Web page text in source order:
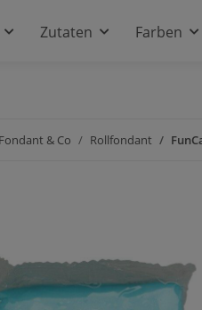
Zutaten Farben
Fondant & Co Rollfondant